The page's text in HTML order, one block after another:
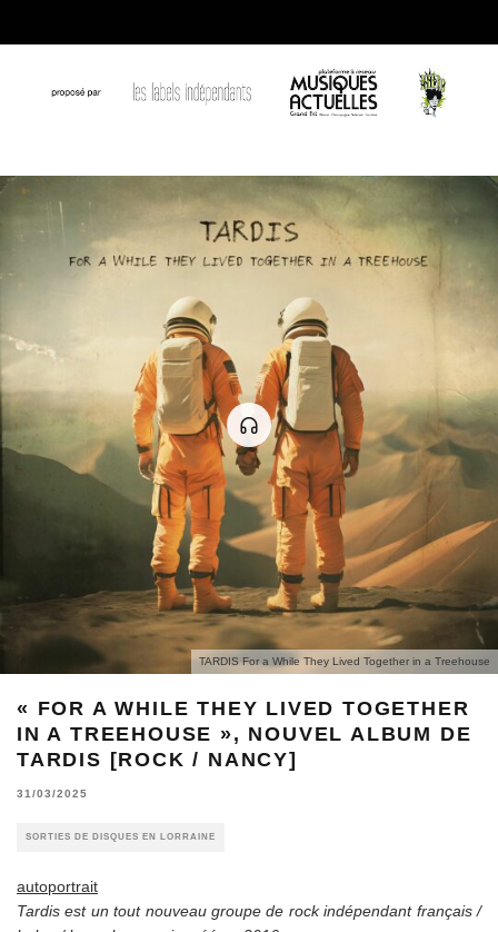
TARDIS For a While They Lived Together in a Treehouse
« FOR A WHILE THEY LIVED TOGETHER
IN A TREEHOUSE », NOUVEL ALBUM DE
TARDIS [ROCK / NANCY]
31/03/2025
SORTIES DE DISQUES EN LORRAINE
autoportrait
Tardis est un tout nouveau groupe de rock indépendant français /